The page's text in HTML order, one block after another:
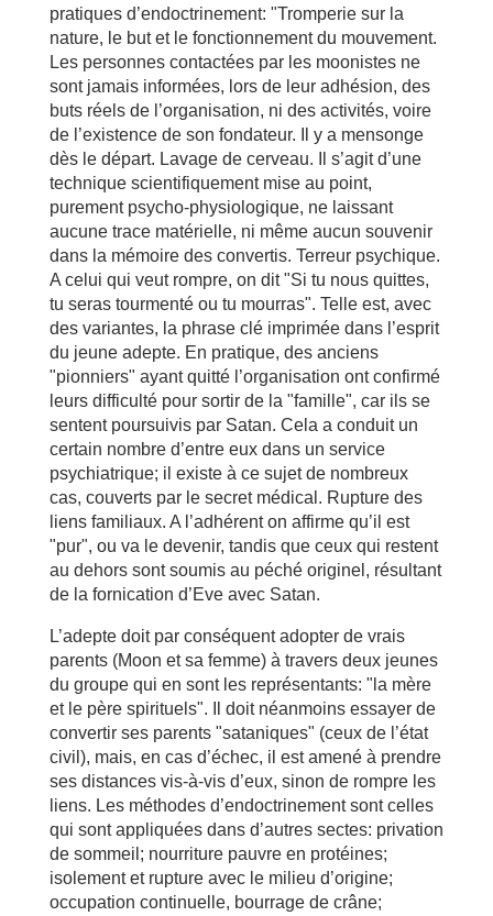
pratiques d’endoctrinement: "Tromperie sur la
nature, le but et le fonctionnement du mouvement.
Les personnes contactées par les moonistes ne
sont jamais informées, lors de leur adhésion, des
buts réels de l’organisation, ni des activités, voire
de l’existence de son fondateur. Il y a mensonge
dès le départ. Lavage de cerveau. Il s’agit d’une
technique scientifiquement mise au point,
purement psycho-physiologique, ne laissant
aucune trace matérielle, ni même aucun souvenir
dans la mémoire des convertis. Terreur psychique.
A celui qui veut rompre, on dit "Si tu nous quittes,
tu seras tourmenté ou tu mourras". Telle est, avec
des variantes, la phrase clé imprimée dans l’esprit
du jeune adepte. En pratique, des anciens
"pionniers" ayant quitté l’organisation ont confirmé
leurs difficulté pour sortir de la "famille", car ils se
sentent poursuivis par Satan. Cela a conduit un
certain nombre d’entre eux dans un service
psychiatrique; il existe à ce sujet de nombreux
cas, couverts par le secret médical. Rupture des
liens familiaux. A l’adhérent on affirme qu’il est
"pur", ou va le devenir, tandis que ceux qui restent
au dehors sont soumis au péché originel, résultant
de la fornication d’Eve avec Satan.
L’adepte doit par conséquent adopter de vrais
parents (Moon et sa femme) à travers deux jeunes
du groupe qui en sont les représentants: "la mère
et le père spirituels". Il doit néanmoins essayer de
convertir ses parents "sataniques" (ceux de l’état
civil), mais, en cas d’échec, il est amené à prendre
ses distances vis-à-vis d’eux, sinon de rompre les
liens. Les méthodes d’endoctrinement sont celles
qui sont appliquées dans d’autres sectes: privation
de sommeil; nourriture pauvre en protéines;
isolement et rupture avec le milieu d’origine;
occupation continuelle, bourrage de crâne;